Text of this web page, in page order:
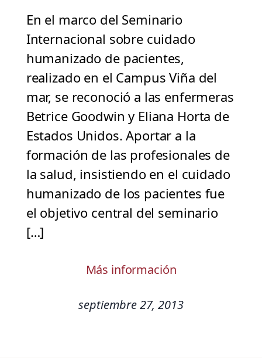
En el marco del Seminario
Internacional sobre cuidado
humanizado de pacientes,
realizado en el Campus Viña del
mar, se reconoció a las enfermeras
Betrice Goodwin y Eliana Horta de
Estados Unidos. Aportar a la
formación de las profesionales de
la salud, insistiendo en el cuidado
humanizado de los pacientes fue
el objetivo central del seminario
[…]
Más información
septiembre 27, 2013